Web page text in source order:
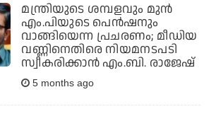
മന്ത്രിയുടെ ശമ്പളവും മുന്‍
എം.പിയുടെ പെന്‍ഷനും
വാങ്ങിയെന്ന പ്രചരണം; മീഡിയ
വണ്ണിനെതിരെ നിയമനടപടി
സ്വീകരിക്കാന്‍ എം.ബി. രാജേഷ്
5 months ago